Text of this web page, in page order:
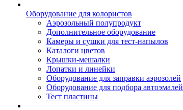
Оборудование для колористов
Аэрозольный полупродукт
Дополнительное оборудование
Камеры и сушки для тест-напылов
Каталоги цветов
Крышки-мешалки
Лопатки и линейки
Оборудование для заправки аэрозолей
Оборудование для подбора автоэмалей
Тест пластины